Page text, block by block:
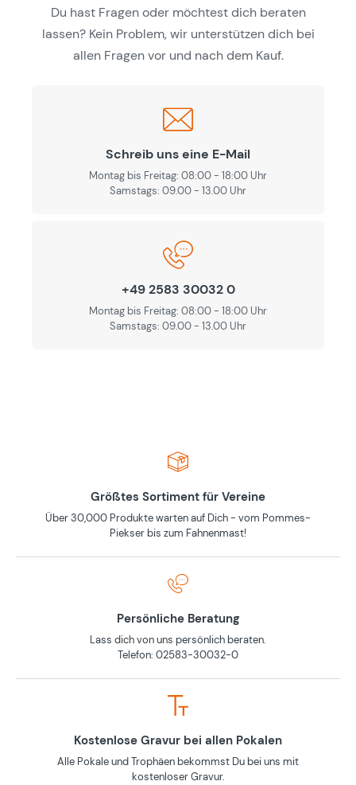
Du hast Fragen oder möchtest dich beraten
lassen? Kein Problem, wir unterstützen dich bei
allen Fragen vor und nach dem Kauf.
Schreib uns eine E-Mail
Montag bis Freitag: 08:00 - 18:00 Uhr
Samstags: 09.00 - 13.00 Uhr
+49 2583 30032 0
Montag bis Freitag: 08:00 - 18:00 Uhr
Samstags: 09.00 - 13.00 Uhr
Größtes Sortiment für Vereine
Über 30,000 Produkte warten auf Dich - vom Pommes-
Piekser bis zum Fahnenmast!
Persönliche Beratung
Lass dich von uns persönlich beraten.
Telefon: 02583-30032-0
Kostenlose Gravur bei allen Pokalen
Alle Pokale und Trophäen bekommst Du bei uns mit
kostenloser Gravur.